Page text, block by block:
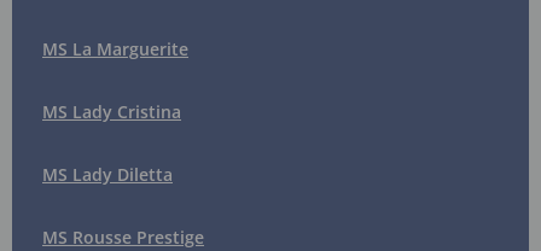
MS La Marguerite
MS Lady Cristina
MS Lady Diletta
MS Rousse Prestige